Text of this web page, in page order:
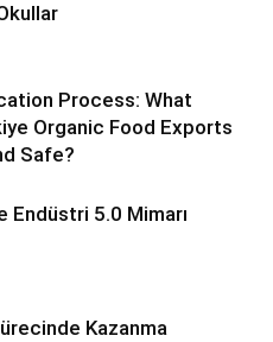
Process: What
Organic Food Exports
Safe?
Endüstri 5.0 Mimarı
Kazanma